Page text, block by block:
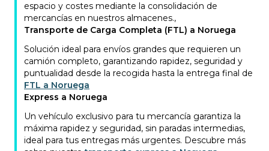
espacio y costes mediante la consolidación de
mercancías en nuestros almacenes.,
Transporte de Carga Completa (FTL) a Noruega
Solución ideal para envíos grandes que requieren un
camión completo, garantizando rapidez, seguridad y
puntualidad desde la recogida hasta la entrega final de
FTL a Noruega
Express a Noruega
Un vehículo exclusivo para tu mercancía garantiza la
máxima rapidez y seguridad, sin paradas intermedias,
ideal para tus entregas más urgentes. Descubre más